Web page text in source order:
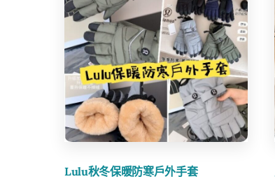
Lulu秋冬保暖防寒戶外手套
Share